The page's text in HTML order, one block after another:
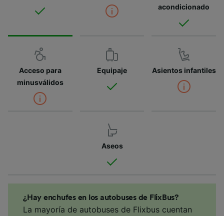
acondicionado
Acceso para
minusválidos
Equipaje Asientos infantiles
Aseos
¿Hay enchufes en los autobuses de FlixBus?
La mayoría de autobuses de Flixbus cuentan